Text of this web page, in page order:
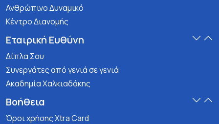
Ανθρώπινο Δυναμικό
Κέντρο Διανομής
Εταιρική Ευθύνη
Δίπλα Σου
Συνεργάτες από γενιά σε γενιά
Ακαδημία Χαλκιαδάκης
Βοήθεια
Όροι χρήσης Xtra Card